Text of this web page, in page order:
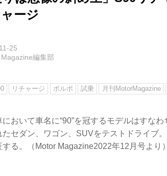
ージ
25
編集部
リチャージ ボルボ 試乗 月刊MotorMagazine
おいて車名に“90”を冠するモデルはすな
セダン、ワゴン、SUVをテストドライブ
る。（Motor Magazine2022年12月号より）